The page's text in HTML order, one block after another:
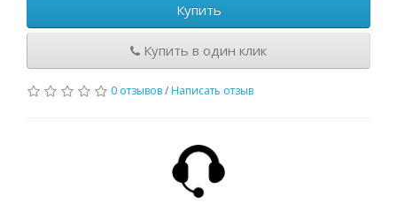
Купить
Купить в один клик
0 отзывов/ Написать отзыв